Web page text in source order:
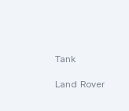
Tank
Land Rover